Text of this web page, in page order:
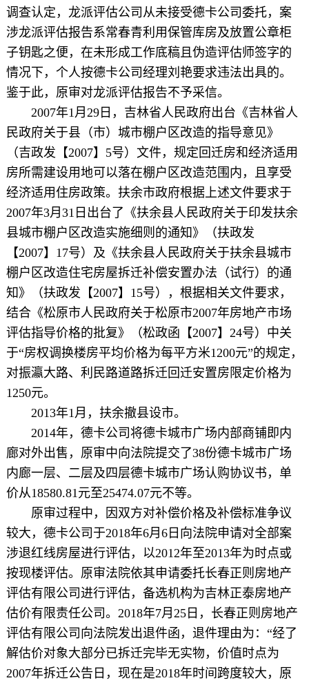
调查认定，龙派评估公司从未接受德卡公司委托，案
涉龙派评估报告系常春青利用保管库房及放置公章柜
子钥匙之便，在未形成工作底稿且伪造评估师签字的
情况下，个人按德卡公司经理刘艳要求违法出具的。
鉴于此，原审对龙派评估报告不予采信。
2007年1月29日，吉林省人民政府出台《吉林省人
民政府关于县（市）城市棚户区改造的指导意见》
（吉政发【2007】5号）文件，规定回迁房和经济适用
房所需建设用地可以落在棚户区改造范围内，且享受
经济适用住房政策。扶余市政府根据上述文件要求于
2007年3月31日出台了《扶余县人民政府关于印发扶余
县城市棚户区改造实施细则的通知》（扶政发
【2007】17号）及《扶余县人民政府关于扶余县城市
棚户区改造住宅房屋拆迁补偿安置办法（试行）的通
知》（扶政发【2007】15号），根据相关文件要求，
结合《松原市人民政府关于松原市2007年房地产市场
评估指导价格的批复》（松政函【2007】24号）中关
于“房权调换楼房平均价格为每平方米1200元”的规定，
对振瀛大路、利民路道路拆迁回迁安置房限定价格为
1250元。
2013年1月，扶余撤县设市。
2014年，德卡公司将德卡城市广场内部商铺即内
廊对外出售，原审中向法院提交了38份德卡城市广场
内廊一层、二层及四层德卡城市广场认购协议书，单
价从18580.81元至25474.07元不等。
原审过程中，因双方对补偿价格及补偿标准争议
较大，德卡公司于2018年6月6日向法院申请对全部案
涉退红线房屋进行评估，以2012年至2013年为时点或
按现楼评估。原审法院依其申请委托长春正则房地产
评估有限公司进行评估，备选机构为吉林正泰房地产
估价有限责任公司。2018年7月25日，长春正则房地产
评估有限公司向法院发出退件函，退件理由为：“经了
解估价对象大部分已拆迁完毕无实物，价值时点为
2007年拆迁公告日，现在是2018年时间跨度较大，原